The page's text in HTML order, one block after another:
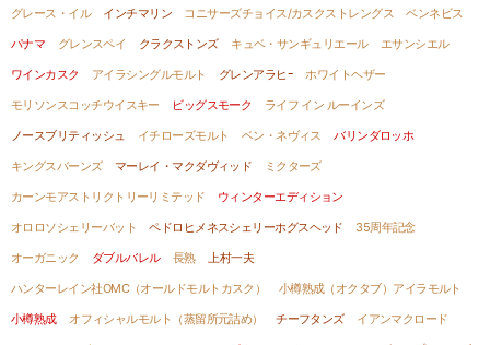
グレース・イル
インチマリン コニサーズチョイス/カスクストレングス
ベンネビス
パナマ
グレンスペイ クラクストンズ キュベ・サンギュリエール
エサンシエル
ワインカスク
アイラシングルモルト グレンアラヒｰ
ホワイトヘザー
モリソンスコッチウイスキー
ビッグスモーク
ライフ イン ルーインズ
ノースブリティッシュ
イチローズモルト ベン・ネヴィス
バリンダロッホ
キングスバーンズ
マーレイ・マクダヴィッド
ミクターズ
カーンモアストリクトリーリミテッド
ウィンターエディション
オロロソシェリーバット
ペドロヒメネスシェリーホグスヘッド
35周年記念
オーガニック
ダブルバレル 長熟
上村一夫
ハンターレイン社OMC（オールドモルトカスク）
小樽熟成（オクタブ）アイラモルト
小樽熟成
オフィシャルモルト（蒸留所元詰め） チーフタンズ
イアンマクロード